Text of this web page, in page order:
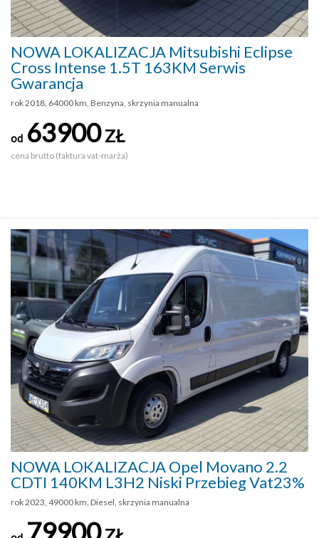
NOWA LOKALIZACJA Mitsubishi Eclipse
Cross Intense 1.5T 163KM Serwis
Gwarancja
rok 2018, 64000 km, Benzyna, skrzynia manualna
od 63900ZŁ
cena brutto (faktura vat-marża)
NOWA LOKALIZACJA Opel Movano 2.2
CDTI 140KM L3H2 Niski Przebieg Vat23%
rok 2023, 49000 km, Diesel, skrzynia manualna
79900